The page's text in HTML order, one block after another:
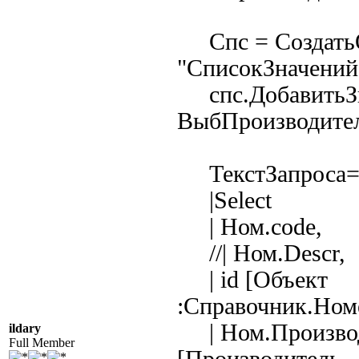
ildary
Full Member
Спс =
|Select
| Ном.code,
//| Ном.Descr,
| id [Объект
|